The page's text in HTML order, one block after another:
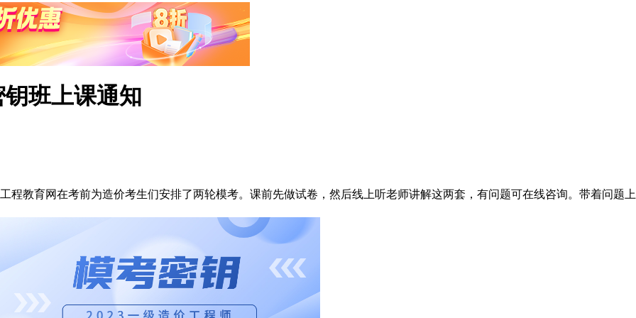
班上课通知
育网在考前为造价考生们安排了两轮模考。课前先做试卷，然后线上听老师讲解这两套，有问题可在线咨询。带着问题上